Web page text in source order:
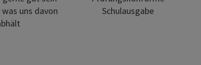
uns davon
Schulausgabe